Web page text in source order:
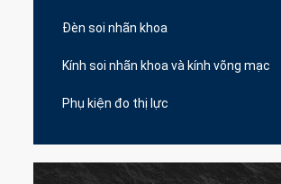
Đèn soi nhãn khoa
Kính soi nhãn khoa và kính võng mạc
Phụ kiện đo thị lực